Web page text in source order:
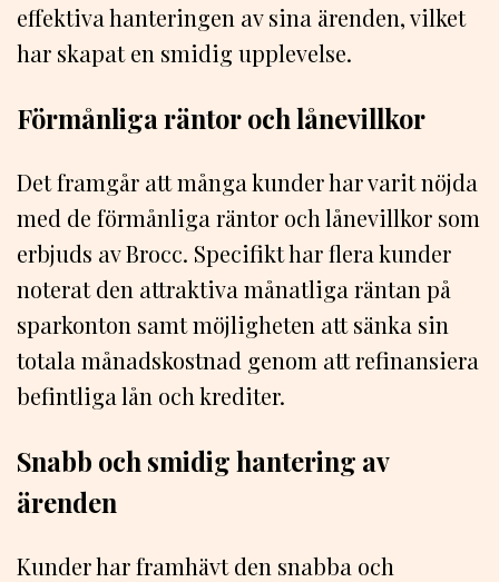
effektiva hanteringen av sina ärenden, vilket
har skapat en smidig upplevelse.
Förmånliga räntor och lånevillkor
Det framgår att många kunder har varit nöjda
med de förmånliga räntor och lånevillkor som
erbjuds av Brocc. Specifikt har flera kunder
noterat den attraktiva månatliga räntan på
sparkonton samt möjligheten att sänka sin
totala månadskostnad genom att refinansiera
befintliga lån och krediter.
Snabb och smidig hantering av
ärenden
Kunder har framhävt den snabba och